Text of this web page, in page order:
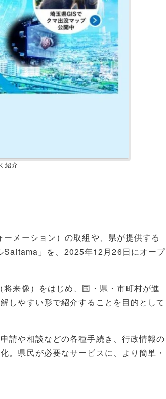
紹介
メーション）の取組や、県が提供する
Saitama」を、2025年12月26日にオープ
来像）をはじめ、国・県・市町村が進
しやすい形で紹介することを目的として
請や相談などの各種手続き、行政情報の
。県民が必要なサービスに、より簡単・